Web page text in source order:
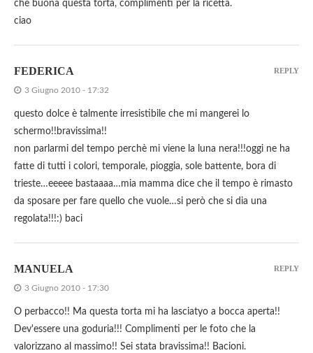
che buona questa torta, complimenti per la ricetta.
ciao
FEDERICA
3 Giugno 2010 - 17:32
questo dolce è talmente irresistibile che mi mangerei lo
schermo!!bravissima!!
non parlarmi del tempo perchè mi viene la luna nera!!!oggi ne ha
fatte di tutti i colori, temporale, pioggia, sole battente, bora di
trieste…eeeee bastaaaa…mia mamma dice che il tempo è rimasto
da sposare per fare quello che vuole…si però che si dia una
regolata!!!:) baci
REPLY
MANUELA
3 Giugno 2010 - 17:30
O perbacco!! Ma questa torta mi ha lasciatyo a bocca aperta!!
Dev'essere una goduria!!! Complimenti per le foto che la
valorizzano al massimo!! Sei stata bravissima!! Bacioni.
REPLY